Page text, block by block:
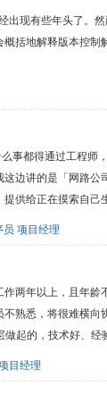
现有些年头了。
括地解释版本控
事都得通过工程师
边讲的是「网路公
供给正在摸索自己
员 项目经理
两年以上，且年
熟悉，将很难横
起的，技术好、经
目经理